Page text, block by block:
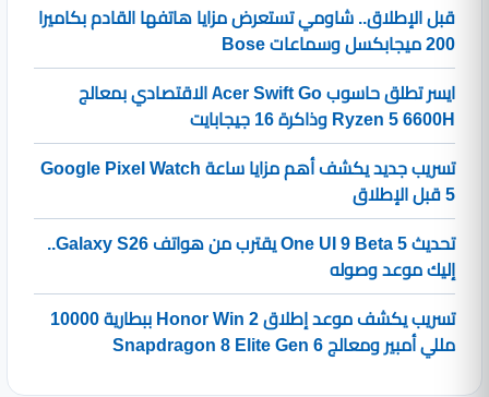
قبل الإطلاق.. شاومي تستعرض مزايا هاتفها القادم بكاميرا
200 ميجابكسل وسماعات Bose
ايسر تطلق حاسوب Acer Swift Go الاقتصادي بمعالج
Ryzen 5 6600H وذاكرة 16 جيجابايت
تسريب جديد يكشف أهم مزايا ساعة Google Pixel Watch
5 قبل الإطلاق
تحديث One UI 9 Beta 5 يقترب من هواتف Galaxy S26..
إليك موعد وصوله
تسريب يكشف موعد إطلاق Honor Win 2 ببطارية 10000
مللي أمبير ومعالج Snapdragon 8 Elite Gen 6